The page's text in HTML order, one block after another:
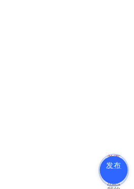
首页
分类
发布
消息